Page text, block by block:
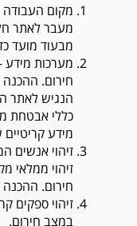
מקום העבודה
מעבר לאתר
מבעוד מועד
מערכות מידע
חירום.
הנגיש לאתר
כללי אבטחת
מידע קריטיים
זיהוי אנשים
זיהוי ממלאי
חירום. ההכנה
זיהוי ספקים
במצב חירום.